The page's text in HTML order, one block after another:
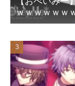
ｗｗｗｗｗｗ